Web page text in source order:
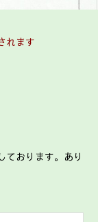
れます
おります。あり